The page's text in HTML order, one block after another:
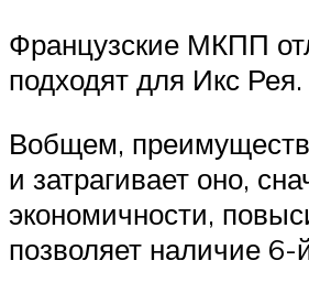
Французские МКПП
подходят для Икс Рея.
Вобщем,
и затрагивает оно,
экономичности,
позволяет наличие 6-